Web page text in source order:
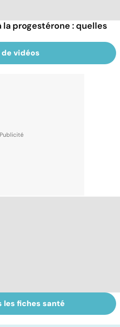
progestérone : quelles
de vidéos
Gynéco : un suivi
pour la vie
les fiches santé